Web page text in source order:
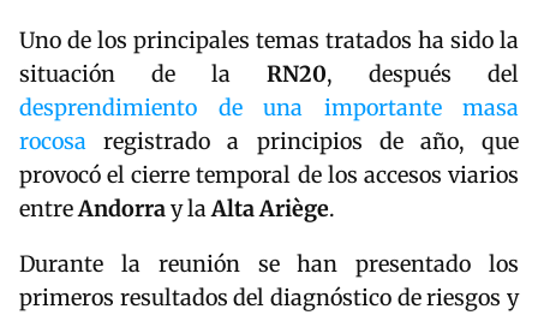
Uno de los principales temas tratados ha sido la
situación de la RN20, después del
desprendimiento de una importante masa
rocosa registrado a principios de año, que
provocó el cierre temporal de los accesos viarios
entreAndorray laAlta Ariège.
Durante la reunión se han presentado los
primeros resultados del diagnóstico de riesgos y